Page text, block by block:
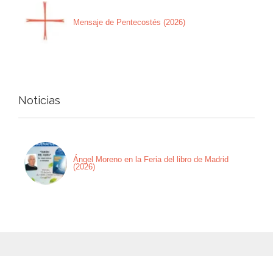
Mensaje de Pentecostés (2026)
Noticias
Ángel Moreno en la Feria del libro de Madrid
(2026)